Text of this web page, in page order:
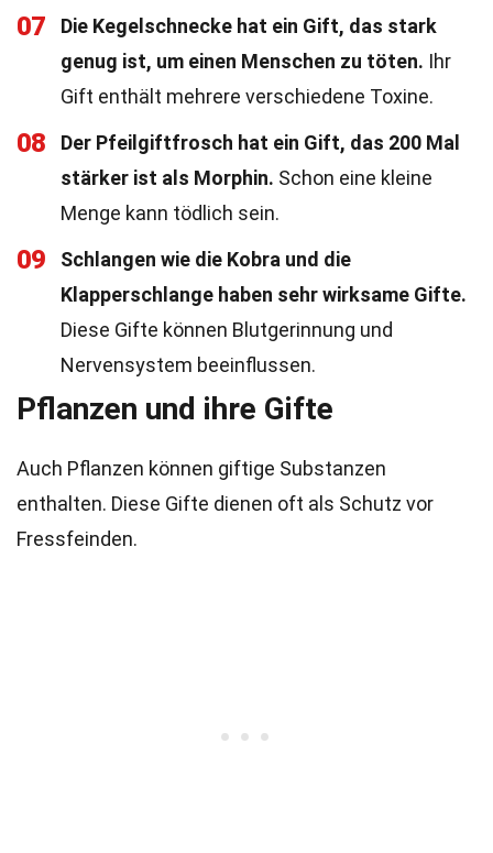
07
Die Kegelschnecke hat ein Gift, das stark
genug ist, um einen Menschen zu töten. Ihr
Gift enthält mehrere verschiedene Toxine.
08
Der Pfeilgiftfrosch hat ein Gift, das 200 Mal
stärker ist als Morphin. Schon eine kleine
Menge kann tödlich sein.
09
Schlangen wie die Kobra und die
Klapperschlange haben sehr wirksame Gifte.
Diese Gifte können Blutgerinnung und
Nervensystem beeinflussen.
Pflanzen und ihre Gifte
Auch Pflanzen können giftige Substanzen
enthalten. Diese Gifte dienen oft als Schutz vor
Fressfeinden.